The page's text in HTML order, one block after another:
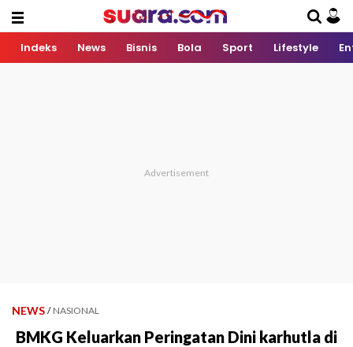
Indeks News Bisnis Bola Sport Lifestyle
NEWS / NASIONAL
BMKG Keluarkan Peringatan Dini karhutla di